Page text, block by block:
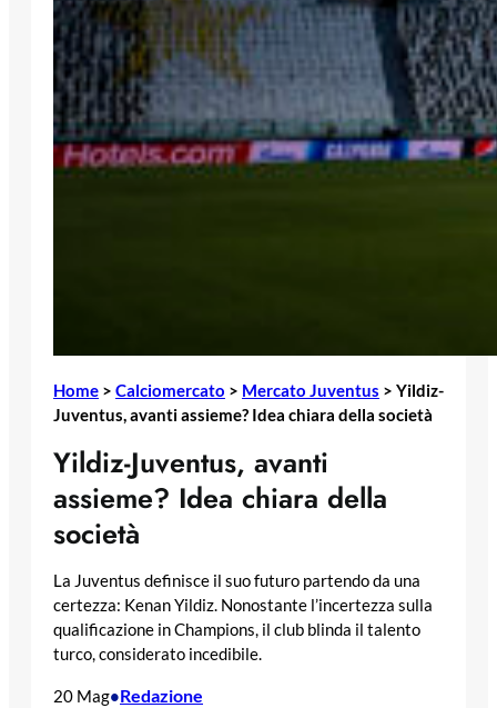
Home > Calciomercato > Mercato Juventus > Yildiz-
Juventus, avanti assieme? Idea chiara della società
Yildiz-Juventus, avanti
assieme? Idea chiara della
società
La Juventus definisce il suo futuro partendo da una
certezza: Kenan Yildiz. Nonostante l’incertezza sulla
qualificazione in Champions, il club blinda il talento
turco, considerato incedibile.
20 Mag•Redazione